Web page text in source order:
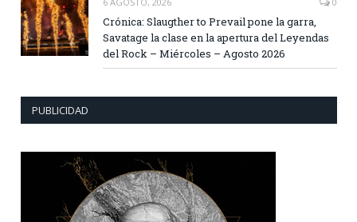
Crónica: Slaugther to Prevail pone la garra,
Savatage la clase en la apertura del Leyendas
del Rock – Miércoles – Agosto 2026
PUBLICIDAD